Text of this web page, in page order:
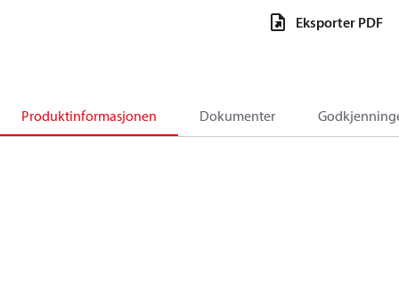
Eksporter PDF
Produktinformasjonen Dokumenter